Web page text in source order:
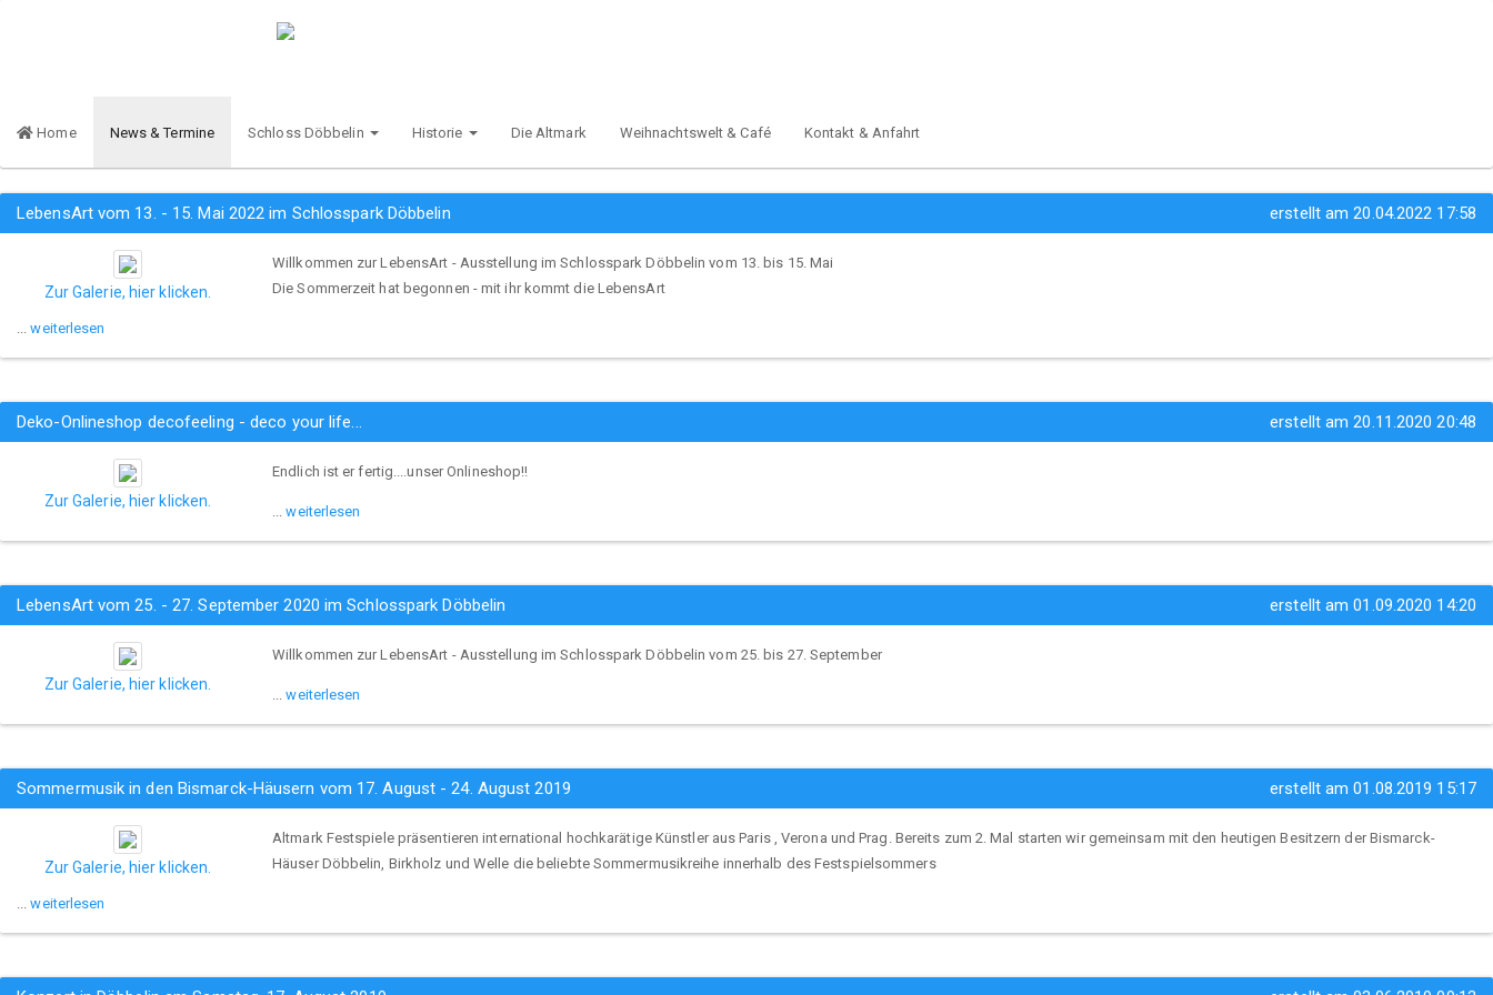
Home News & Termine Schloss Döbbelin Historie Die Altmark Weihnachtswelt & Café Kontakt & Anfahrt
LebensArt vom 13. - 15. Mai 2022 im Schlosspark Döbbelin erstellt am 20.04.2022 17:58
Zur Galerie, hier klicken.
Willkommen zur LebensArt - Ausstellung im Schlosspark Döbbelin vom 13. bis 15. Mai
Die Sommerzeit hat begonnen - mit ihr kommt die LebensArt
...weiterlesen
Deko-Onlineshop decofeeling - deco your life... erstellt am 20.11.2020 20:48
Zur Galerie, hier klicken.
Endlich ist er fertig....unser Onlineshop!!
...weiterlesen
LebensArt vom 25. - 27. September 2020 im Schlosspark Döbbelin erstellt am 01.09.2020 14:20
Zur Galerie, hier klicken.
Willkommen zur LebensArt - Ausstellung im Schlosspark Döbbelin vom 25. bis 27. September
...weiterlesen
Sommermusik in den Bismarck-Häusern vom 17. August - 24. August 2019 erstellt am 01.08.2019 15:17
Zur Galerie, hier klicken.
Altmark Festspiele präsentieren international hochkarätige Künstler aus Paris , Verona und Prag. Bereits zum 2. Mal starten wir gemeinsam mit den heutigen Besitzern der Bismarck-
Häuser Döbbelin, Birkholz und Welle die beliebte Sommermusikreihe innerhalb des Festspielsommers
...weiterlesen